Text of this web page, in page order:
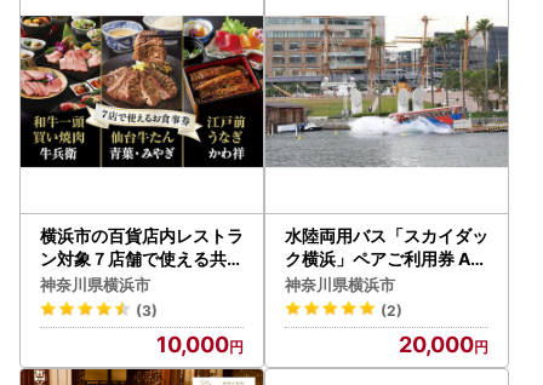
横浜市の百貨店内レストラ
ン対象７店舗で使える共通
お食事券 3,000円分 AK
Y0001
神奈川県横浜市
(3)
10,000
水陸両用バス「スカイダッ
ク横浜」ペアご利用券 AF
B0001
神奈川県横浜市
(2)
20,000